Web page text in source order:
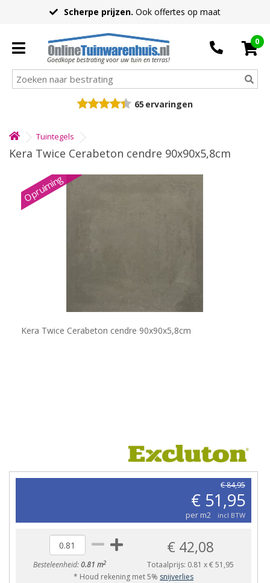
Scherpe prijzen. Ook offertes op maat
Goedkope bestrating voor uw tuin en terras!
0
65 ervaringen
Tuintegels
Kera Twice Cerabeton cendre 90x90x5,8cm
Opruiming
Kera Twice Cerabeton cendre 90x90x5,8cm
€ 84,95
€ 51,95
per m2 incl BTW
Besteleenheid:0.81 m2
€ 42,08
Totaalprijs: 0.81 x€ 51,95
* Houd rekening met 5% snijverlies